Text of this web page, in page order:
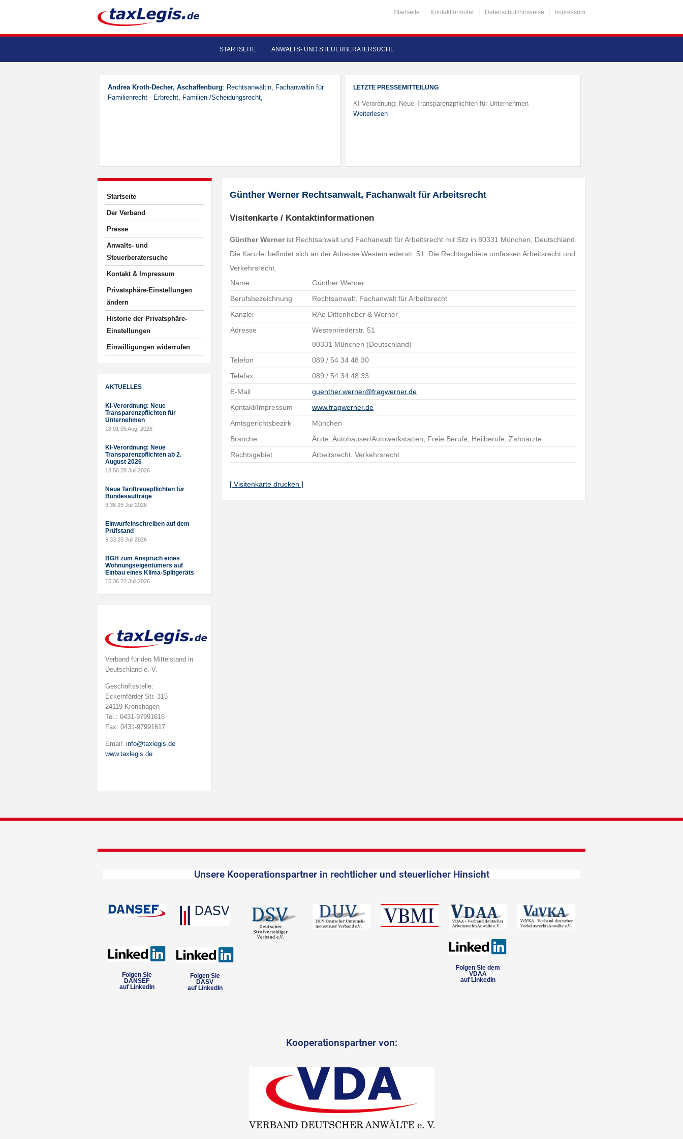
Startseite Kontaktformular Datenschutzhinweise Impressum
STARTSEITE ANWALTS- UND STEUERBERATERSUCHE
Andrea Kroth-Decher, Aschaffenburg: Rechtsanwältin, Fachanwältin für
Familienrecht - Erbrecht, Familien-/Scheidungsrecht,
LETZTE PRESSEMITTEILUNG
KI-Verordnung: Neue Transparenzpflichten für Unternehmen
Weiterlesen
Startseite
Der Verband
Presse
Anwalts- und
Steuerberatersuche
Kontakt & Impressum
Privatsphäre-Einstellungen
ändern
Historie der Privatsphäre-
Einstellungen
Einwilligungen widerrufen
AKTUELLES
KI-Verordnung: Neue
Transparenzpflichten für
Unternehmen
18:01 05 Aug. 2026
KI-Verordnung: Neue
Transparenzpflichten ab 2.
August 2026
18:56 28 Juli 2026
Neue Tariftreuepflichten für
Bundesaufträge
9:36 25 Juli 2026
Einwurfeinschreiben auf dem
Prüfstand
9:33 25 Juli 2026
BGH zum Anspruch eines
Wohnungseigentümers auf
Einbau eines Klima-Splitgeräts
15:36 22 Juli 2026
Verband für den Mittelstand in
Deutschland e. V.
Geschäftsstelle:
Eckernförder Str. 315
24119 Kronshagen
Tel.: 0431-97991616
Fax: 0431-97991617
Email: info@taxlegis.de
www.taxlegis.de
Günther Werner Rechtsanwalt, Fachanwalt für Arbeitsrecht
Visitenkarte / Kontaktinformationen
Günther Wernerist Rechtsanwalt und Fachanwalt für Arbeitsrecht mit Sitz in 80331 München, Deutschland.
Die Kanzlei befindet sich an der Adresse Westenriederstr. 51. Die Rechtsgebiete umfassen Arbeitsrecht und
Verkehrsrecht.
Name
Günther Werner
Berufsbezeichnung
Rechtsanwalt, Fachanwalt für Arbeitsrecht
Kanzlei
RAe Dittenheber & Werner
Adresse
Westenriederstr. 51
80331 München (Deutschland)
Telefon
089 / 54 34 48 30
Telefax
089 / 54 34 48 33
E-Mail
guenther.werner@fragwerner.de
Kontakt/Impressum
www.fragwerner.de
Amtsgerichtsbezirk
München
Branche
Ärzte, Autohäuser/Autowerkstätten, Freie Berufe, Heilberufe, Zahnärzte
Rechtsgebiet
Arbeitsrecht, Verkehrsrecht
[ Visitenkarte drucken ]
Unsere Kooperationspartner in rechtlicher und steuerlicher Hinsicht
Folgen Sie
DANSEF
auf LinkedIn
Folgen Sie
DASV
auf LinkedIn
Folgen Sie dem
VDAA
auf LinkedIn
Kooperationspartner von: